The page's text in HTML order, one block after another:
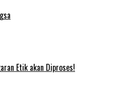
Etik akan Diproses!